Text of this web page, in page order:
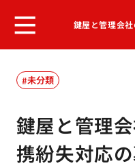
鍵屋と管理会
未分類
鍵屋と管理
携紛失対応